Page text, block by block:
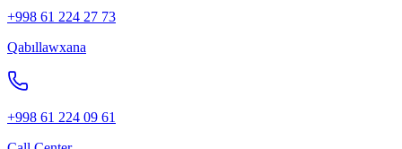
+998 61 224 27 73
Qabıllawxana
+998 61 224 09 61